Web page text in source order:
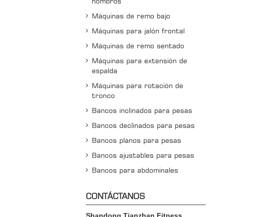
Máquinas de remo bajo
Máquinas para jalón frontal
Máquinas de remo sentado
Máquinas para extensión de
espalda
Máquinas para rotación de
tronco
Bancos inclinados para pesas
Bancos declinados para pesas
Bancos planos para pesas
Bancos ajustables para pesas
Bancos para abdominales
CONTÁCTANOS